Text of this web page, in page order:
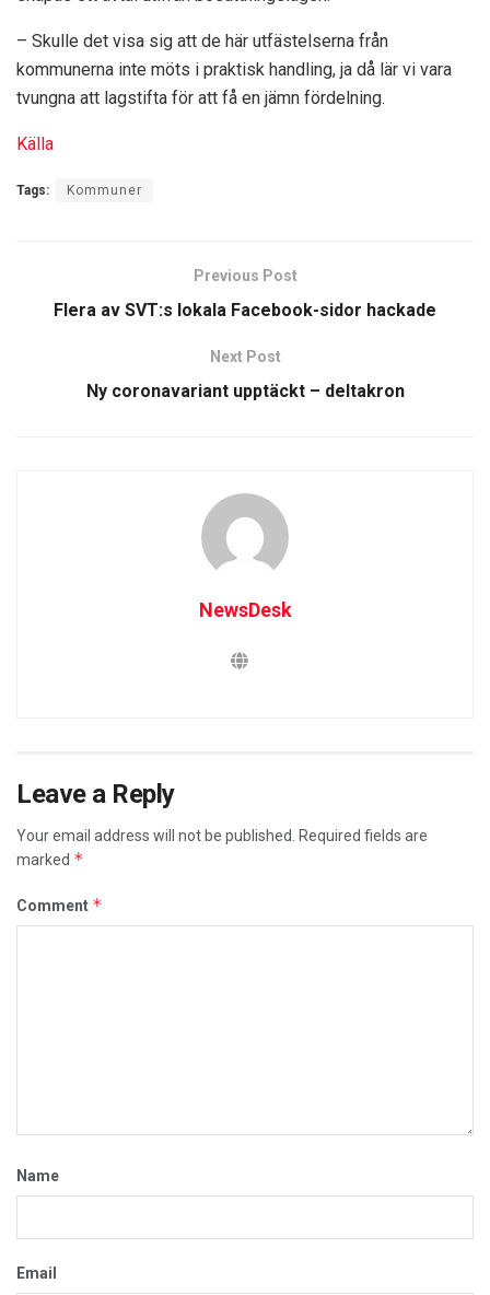
– Skulle det visa sig att de här utfästelserna från
kommunerna inte möts i praktisk handling, ja då lär vi vara
tvungna att lagstifta för att få en jämn fördelning.
Källa
Tags: Kommuner
Previous Post
Flera av SVT:s lokala Facebook-sidor hackade
Next Post
Ny coronavariant upptäckt – deltakron
NewsDesk
Leave a Reply
Your email address will not be published.
Required fields are
marked *
Comment *
Name
Email